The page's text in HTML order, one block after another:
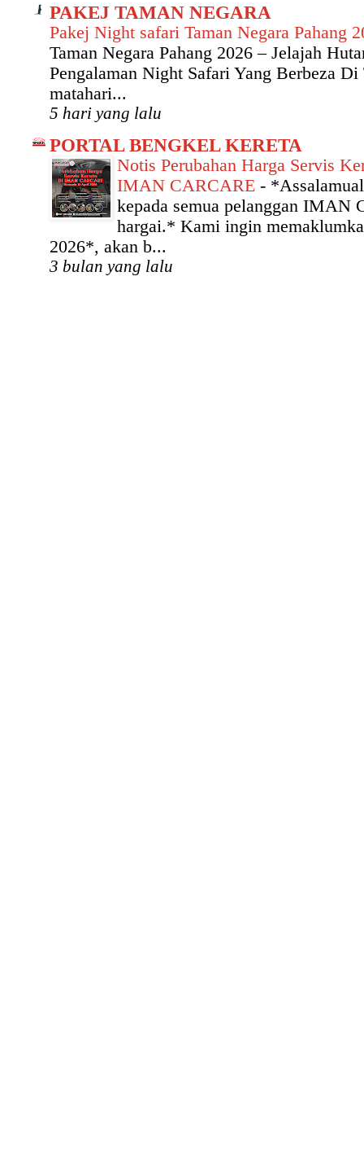
PAKEJ TAMAN NEGARA
Pakej Night safari Taman Negara Pahang
Taman Negara Pahang 2026 – Jelajah
Pengalaman Night Safari Yang Berbeza
matahari...
5 hari yang lalu
PORTAL BENGKEL KERETA
Notis Perubahan Harga Servis
IMAN CARCARE -
kepada semua pelanggan IMAN
hargai.* Kami ingin
2026*, akan b...
3 bulan yang lalu